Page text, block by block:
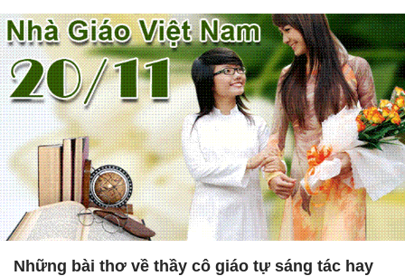
Những bài thơ về thầy cô giáo tự sáng tác hay